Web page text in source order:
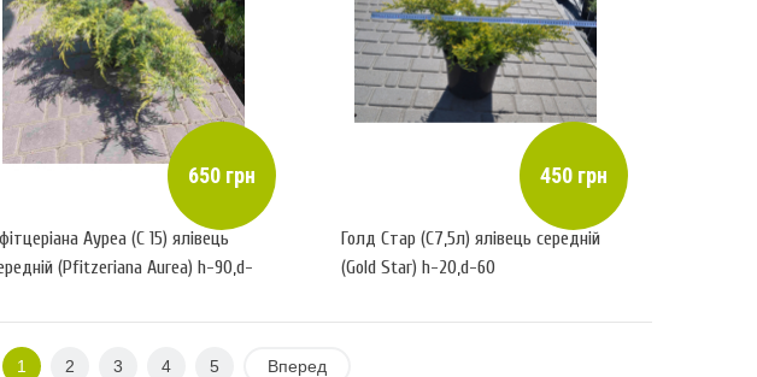
650 грн
Ауреа (С 15) ялівець
(Pfitzeriana Aurea) h-90,d-
450 грн
Голд Стар (С7,5л) ялівець середній
(Gold Star) h-20,d-60
1 2 3 4 5 Вперед